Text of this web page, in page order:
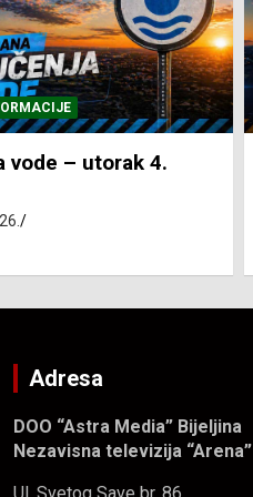
el. energije – utorak
Adresa
DOO “Astra Media” Bijeljina
Nezavisna televizija “Arena”
Ul. Svetog Save br. 86.